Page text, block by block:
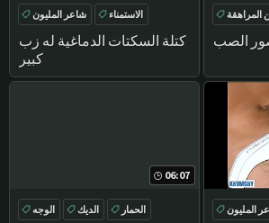
كتلة السكتات الدماغية له زب
كبير
شاعر المليون
الاستمناء
الديك
الحمار كبيرة الصب
بوف
06:07
الوجه الديك
الحمار
المليون